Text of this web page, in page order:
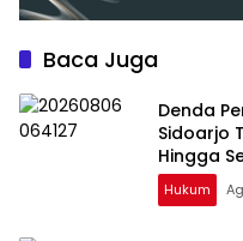
Baca Juga
Denda
Sidoarjo
Hingga
Hukum